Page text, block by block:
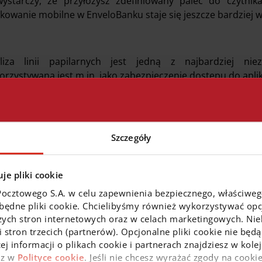
Szczegóły
pliki cookie
S.A. w celu zapewnienia bezpiecznego,
pliki cookie. Chcielibyśmy również wykorzystywać
stron internetowych oraz w celach marketingowych.
stron trzecich (partnerów). Opcjonalne pliki cookie nie
informacji o plikach cookie i partnerach znajdziesz w
w Polityce cookie. Jeśli nie chcesz wyrażać zgody na
mobilne w EnveloBanku staje się jeszcze bardziej
linii papilarnych jest jedną z najbardziej
jest m.in. jako zabezpieczenie dostępu do
odciskiem palca jest możliwa na
EnveloBanku wspiera Touch ID dla systemu iOS i
aby logować się do aplikacji EnveloBanku z
odciski palców.